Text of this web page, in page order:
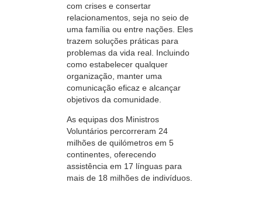
com crises e consertar
relacionamentos, seja no seio de
uma família ou entre nações. Eles
trazem soluções práticas para
problemas da vida real. Incluindo
como estabelecer qualquer
organização, manter uma
comunicação eficaz e alcançar
objetivos da comunidade.
As equipas dos Ministros
Voluntários percorreram 24
milhões de quilómetros em 5
continentes, oferecendo
assistência em 17 línguas para
mais de 18 milhões de indivíduos.